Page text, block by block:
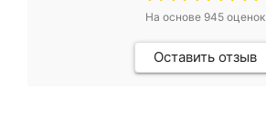
На основе 945оценок
Оставить отзыв